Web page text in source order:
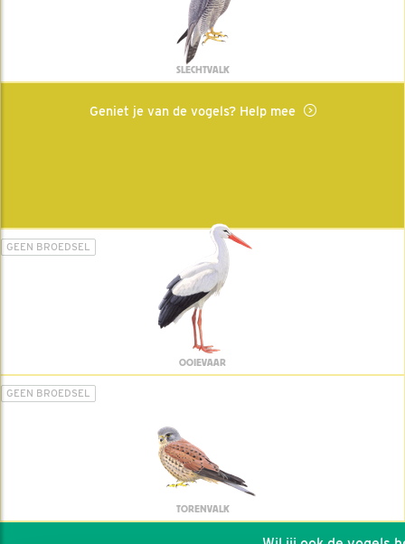
SLECHTVALK
Geniet je van de vogels? Help mee
GEEN BROEDSEL
OOIEVAAR
GEEN BROEDSEL
TORENVALK